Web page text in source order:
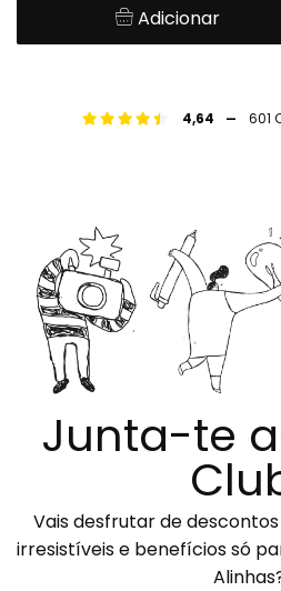
Adicionar
4,64 - 601
Junta-te
Vais desfrutar de
irresistíveis e benefícios só